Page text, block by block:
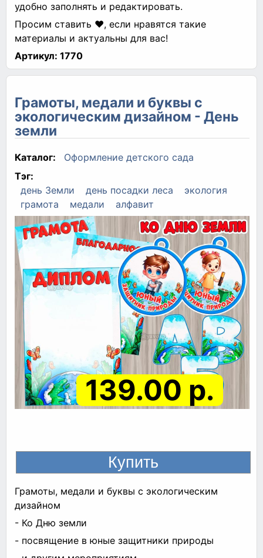
удобно заполнять и редактировать.
Просим ставить ❤, если нравятся такие
материалы и актуальны для вас!
Артикул: 1770
Грамоты, медали и буквы с
экологическим дизайном - День
земли
Каталог:
Оформление детского сада
Тэг:
день Земли
день посадки леса
экология
грамота
медали алфавит
139.00 р.
Грамоты, медали и буквы с экологическим
дизайном
- Ко Дню земли
- посвящение в юные защитники природы